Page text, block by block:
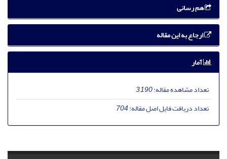
هم رسانی
ارجاع به این مقاله
آمار
تعداد مشاهده مقاله:3,190
تعداد دریافت فایل اصل مقاله:704